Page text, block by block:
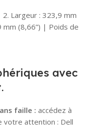
Largeur : 323,9 mm
(8,66”) | Poids de
avec
faille : accédez à
votre attention : Dell